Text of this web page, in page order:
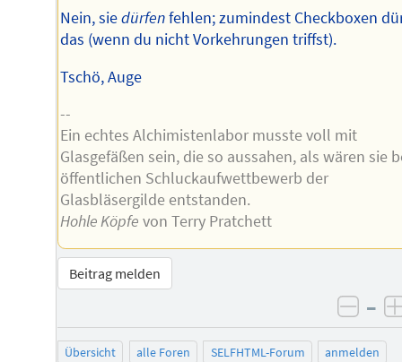
Nein, siedürfenfehlen; zumindest Checkboxen
das (wenn du nicht Vorkehrungen triffst).
Tschö, Auge
--
Ein echtes Alchimistenlabor musste voll mit
Glasgefäßen sein, die so aussahen, als wären sie
öffentlichen Schluckaufwettbewerb der
Glasbläsergilde entstanden.
Hohle Köpfe von Terry Pratchett
Beitrag melden
–
Übersicht alle Foren SELFHTML-Forum
anmelden